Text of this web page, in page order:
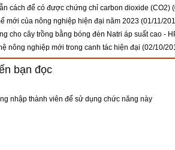
cách để có được chứng chỉ carbon dioxide (CO2)
mới của nông nghiệp hiện đại năm 2023 (01/11/
cho cây trồng bằng bóng đèn Natri áp suất cao -
nông nghiệp mới trong canh tác hiện đại (02/10/
bạn đọc
nhập thành viên để sử dụng chức năng này